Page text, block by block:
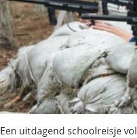
Een uitdagend schoolreisje